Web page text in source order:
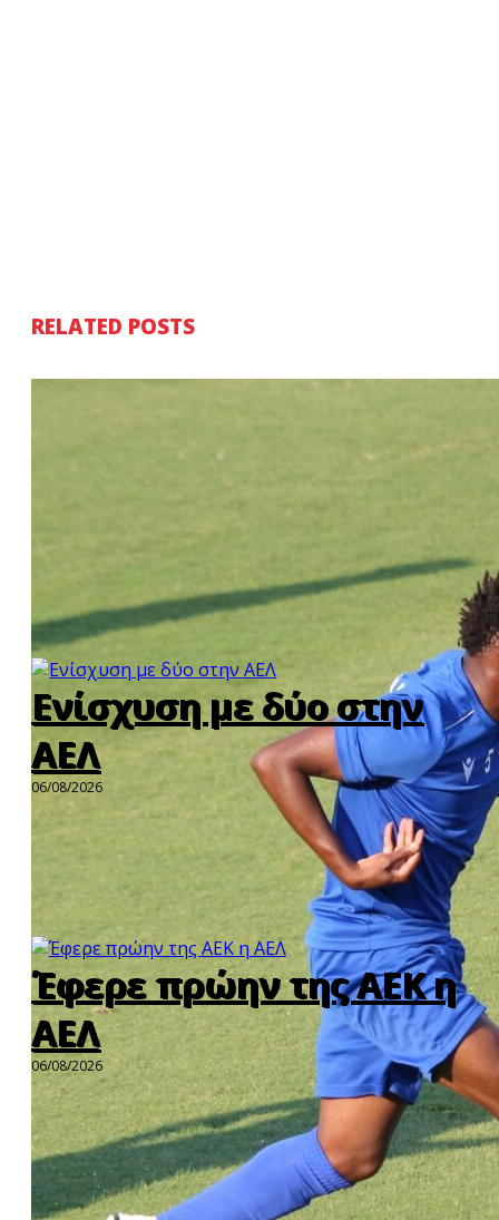
RELATED POSTS
Ενίσχυση με δύο στην
ΑΕΛ
06/08/2026
Έφερε πρώην της ΑΕΚ η
ΑΕΛ
06/08/2026